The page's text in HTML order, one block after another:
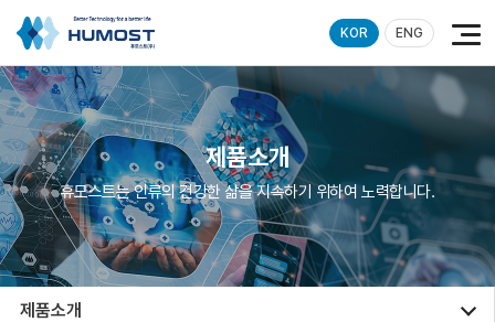
KOR ENG
제품소개
휴모스트는 인류의 건강한 삶을 지속하기 위하여 노력합니다.
제품소개